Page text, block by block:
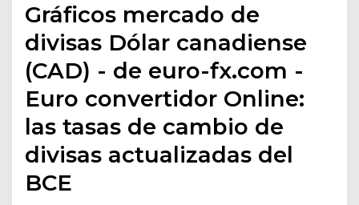
Gráficos mercado de
divisas Dólar canadiense
(CAD) - de euro-fx.com -
Euro convertidor Online:
las tasas de cambio de
divisas actualizadas del
BCE